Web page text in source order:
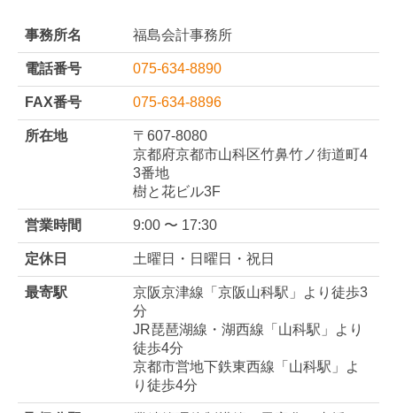
樹と花ビル3F
営業時間 9:00 〜 17:30
定休日 土曜日・日曜日・祝日
最寄駅
京阪京津線「京阪山科駅」より徒歩3
分
JR琵琶湖線・湖西線「山科駅」より
徒歩4分
京都市営地下鉄東西線「山科駅」よ
り徒歩4分
取扱分野
業績管理体制構築（黒字化）支援
創業支援
経理業務のDX化支援
経経営改善支援
相続（争族）対策・相続税申告業務